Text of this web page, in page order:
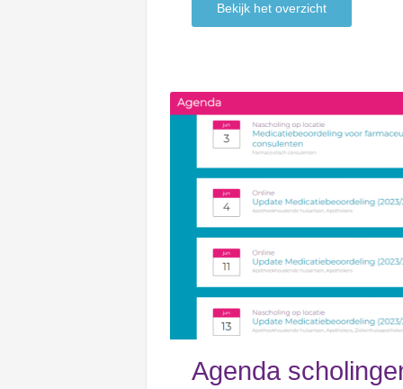
Bekijk het overzicht
Agenda